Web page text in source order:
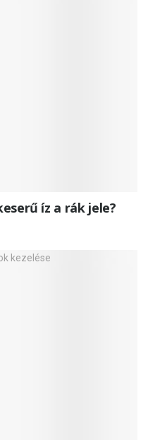
íz a rák jele?